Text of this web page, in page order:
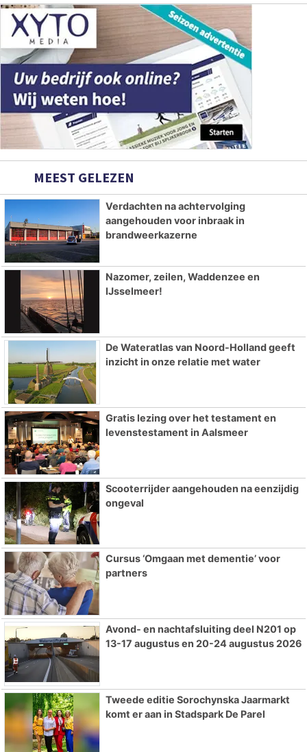
MEEST GELEZEN
Verdachten na achtervolging
aangehouden voor inbraak in
brandweerkazerne
Nazomer, zeilen, Waddenzee en
IJsselmeer!
De Wateratlas van Noord-Holland geeft
inzicht in onze relatie met water
Gratis lezing over het testament en
levenstestament in Aalsmeer
Scooterrijder aangehouden na eenzijdig
ongeval
Cursus ‘Omgaan met dementie’ voor
partners
Avond- en nachtafsluiting deel N201 op
13-17 augustus en 20-24 augustus 2026
Tweede editie Sorochynska Jaarmarkt
komt er aan in Stadspark De Parel